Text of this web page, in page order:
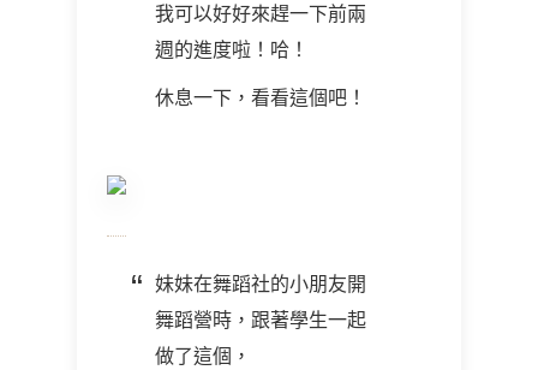
我可以好好來趕一下前兩
週的進度啦！哈！
休息一下，看看這個吧！
妹妹在舞蹈社的小朋友開
舞蹈營時，跟著學生一起
做了這個，